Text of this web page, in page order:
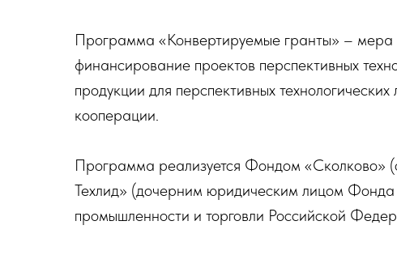
Программа «Конвертируемые гранты» –
финансирование проектов перспективных
продукции для перспективных
кооперации.
Программа реализуется Фондом
Техлид» (дочерним юридическим лицом
промышленности и торговли Российской